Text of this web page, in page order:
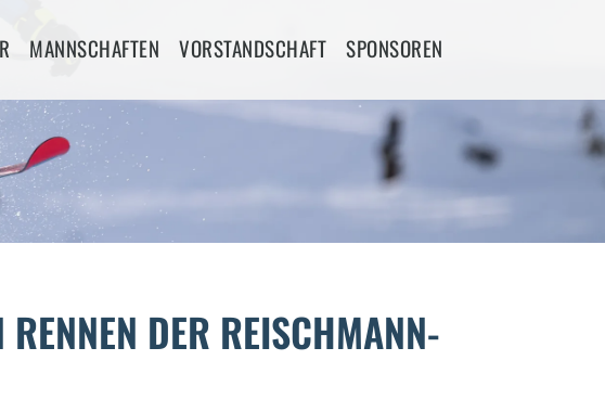
MANNSCHAFTEN VORSTANDSCHAFT SPONSOREN
DER REISCHMANN-